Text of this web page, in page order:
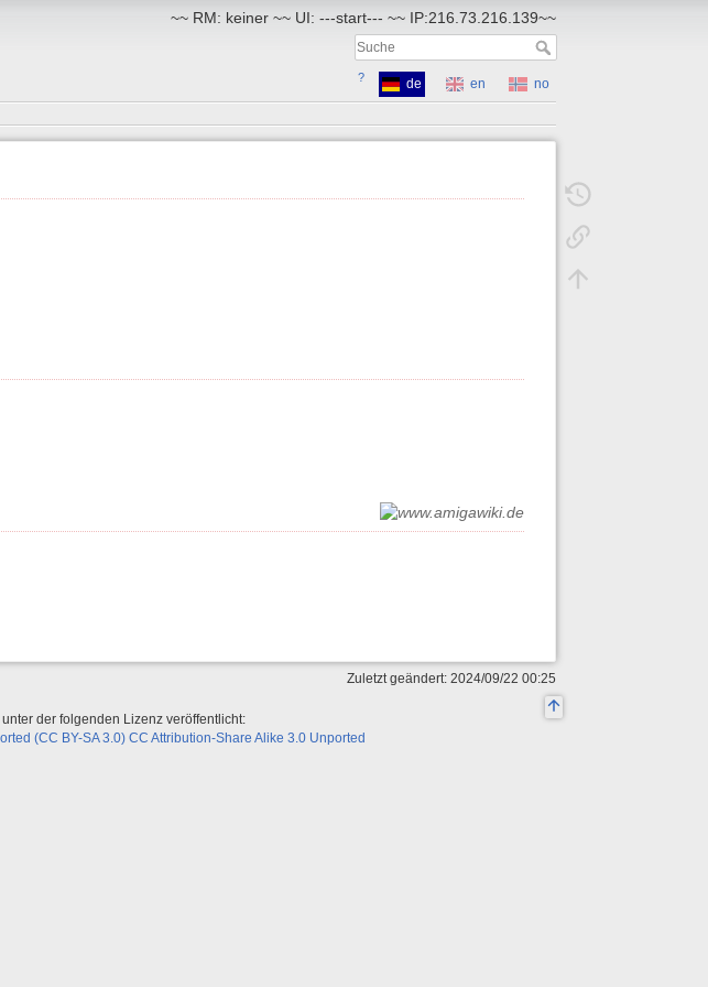
~~ RM: keiner ~~ UI: ---start--- ~~ IP:216.73.216.139~~
? de en
no
Zuletzt geändert: 2024/09/22 00:25
der folgenden Lizenz veröffentlicht:
(CC BY-SA 3.0) CC Attribution-Share Alike 3.0 Unported